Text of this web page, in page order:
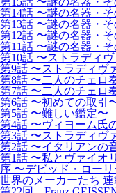
第14話 〜謎の名器・そ
第13話 〜謎の名器・そ
第12話 〜謎の名器・そ
第11話 〜謎の名器・そ
第10話 〜ストラディ
第9話 〜ストラディヴ
第8話 〜二人のチェロ
第7話 〜二人のチェロ
第6話 〜初めての取引
第5話 〜難しい鑑定〜
第4話 〜ヴィヨーム氏
第3話 〜ストラディヴ
第2話 〜イタリアンの
第1話 〜私とヴァイオ
序 〜デビッド・ロー
世界のメーカーたち 連